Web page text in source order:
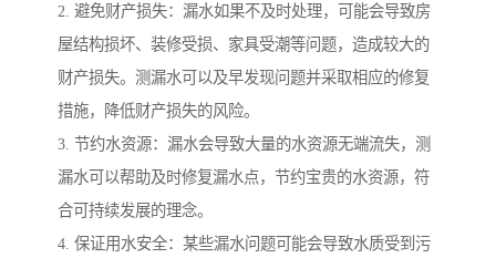
2. 避免财产损失：漏水如果不及时处理，可能会导致房
屋结构损坏、装修受损、家具受潮等问题，造成较大的
财产损失。测漏水可以及早发现问题并采取相应的修复
措施，降低财产损失的风险。
3. 节约水资源：漏水会导致大量的水资源无端流失，测
漏水可以帮助及时修复漏水点，节约宝贵的水资源，符
合可持续发展的理念。
4. 保证用水安全：某些漏水问题可能会导致水质受到污